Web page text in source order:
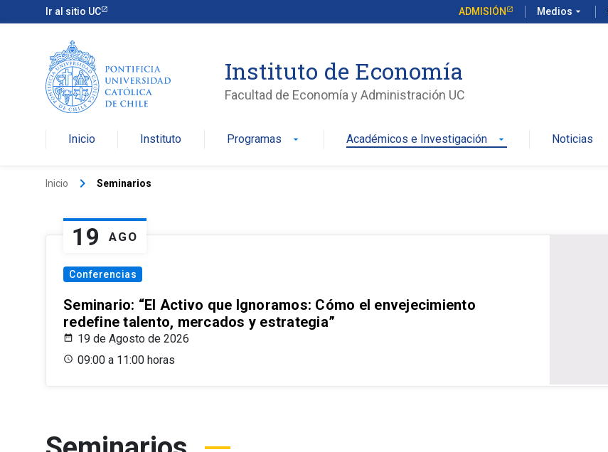
Ir al sitio UC ADMISIÓN Medios arrow_drop_down
Instituto de Economía
Facultad de Economía y Administración UC
Inicio Instituto Programas arrow_drop_down Académicos e Investigación arrow_drop_down Noticias
Inicio keyboard_arrow_right Seminarios
19 AGO
Conferencias
Seminario: “El Activo que Ignoramos: Cómo el envejecimiento
redefine talento, mercados y estrategia”
19 de Agosto de 2026
09:00 a 11:00 horas